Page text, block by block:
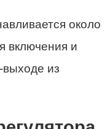
около
включения и
выходе из